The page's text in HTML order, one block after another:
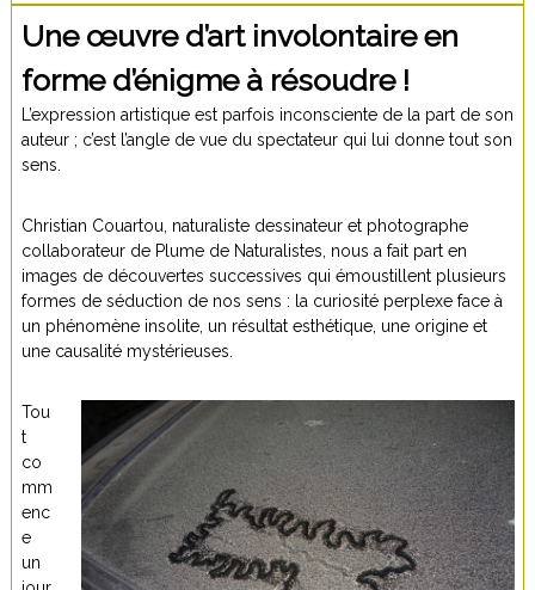
Une œuvre d’art involontaire en
forme d’énigme à résoudre !
L’expression artistique est parfois inconsciente de la part de son
auteur ; c’est l’angle de vue du spectateur qui lui donne tout son
sens.
Christian Couartou, naturaliste dessinateur et photographe
collaborateur de Plume de Naturalistes, nous a fait part en
images de découvertes successives qui émoustillent plusieurs
formes de séduction de nos sens : la curiosité perplexe face à
un phénomène insolite, un résultat esthétique, une origine et
une causalité mystérieuses.
Tou
t
co
mm
enc
e
un